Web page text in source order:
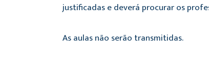
justificadas e deverá procurar os
As aulas não serão transmitidas.